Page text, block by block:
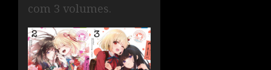
com 3 volumes.